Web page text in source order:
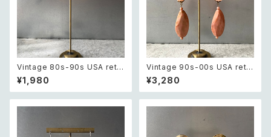
Vintage 80s-90s USA retr
o sun design pierce レトロ
アメリカ ヴィンテージ アクセサ
リー 太陽 デザイン ピアス
¥1,980
Vintage 90s-00s USA retr
o pink×gold marble beads
pierce レトロ アメリカ ヴィン
テージ アクセサリー ピンク×ゴ
¥3,280